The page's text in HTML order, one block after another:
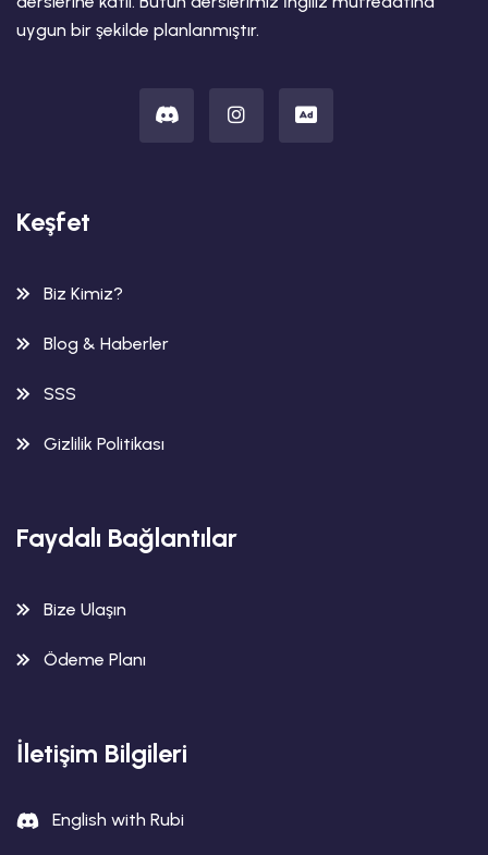
uygun bir şekilde planlanmıştır.
Keşfet
Biz Kimiz?
Blog & Haberler
SSS
Gizlilik Politikası
Faydalı Bağlantılar
Bize Ulaşın
Ödeme Planı
İletişim Bilgileri
English with Rubi